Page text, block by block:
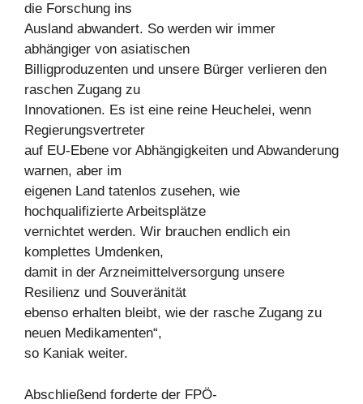
die Forschung ins
Ausland abwandert. So werden wir immer
abhängiger von asiatischen
Billigproduzenten und unsere Bürger verlieren den
raschen Zugang zu
Innovationen. Es ist eine reine Heuchelei, wenn
Regierungsvertreter
auf EU-Ebene vor Abhängigkeiten und Abwanderung
warnen, aber im
eigenen Land tatenlos zusehen, wie
hochqualifizierte Arbeitsplätze
vernichtet werden. Wir brauchen endlich ein
komplettes Umdenken,
damit in der Arzneimittelversorgung unsere
Resilienz und Souveränität
ebenso erhalten bleibt, wie der rasche Zugang zu
neuen Medikamenten“,
so Kaniak weiter.
Abschließend forderte der FPÖ-